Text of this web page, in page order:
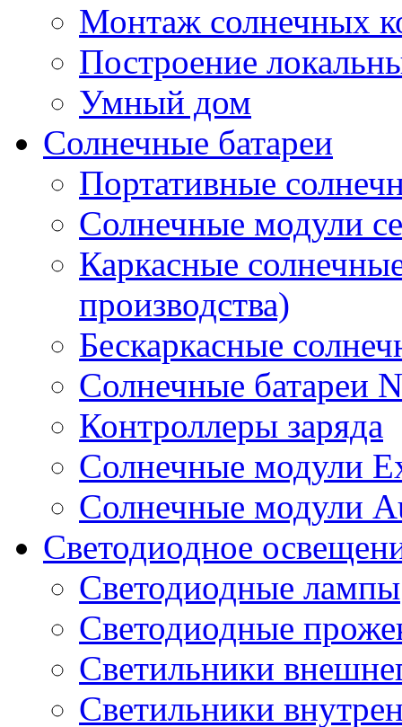
Монтаж солнечных
Построение
Умный дом
Солнечные батареи
Портативные
Солнечные модули
Каркасные
производства)
Бескаркасные
Солнечные батареи
Контроллеры заряда
Солнечные модули
Солнечные модули
Светодиодное
Светодиодные лампы
Светодиодные
Светильники
Светильники